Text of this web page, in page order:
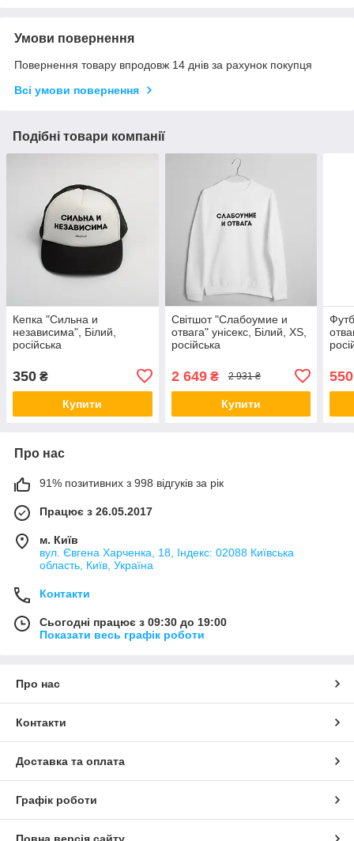
Умови повернення
Повернення товару впродовж 14 днів за рахунок покупця
Всі умови повернення
Подібні товари компанії
Кепка "Сильна и
независима", Білий,
російська
350 ₴
Купити
Світшот "Слабоумие и
отвага" унісекс, Білий, XS,
російська
2 649₴ 2 931 ₴
Купити
550
Про нас
91% позитивних з 998 відгуків за рік
Працює з 26.05.2017
м. Київ
вул. Євгена Харченка, 18, Індекс: 02088 Київська
область, Київ, Україна
Контакти
Сьогодні працює з 09:30 до 19:00
Показати весь графік роботи
Про нас
Контакти
Доставка та оплата
Графік роботи